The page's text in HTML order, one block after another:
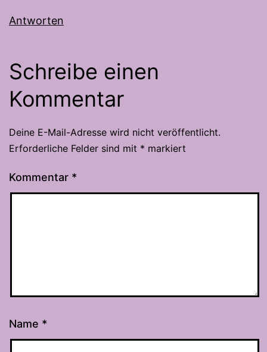
Antworten
Schreibe einen
Kommentar
Deine E-Mail-Adresse wird nicht veröffentlicht.
Erforderliche Felder sind mit * markiert
Kommentar *
Name *